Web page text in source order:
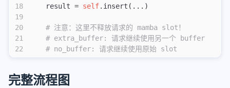
18
19
20
21
22
    result =
self.insert(...)
    # 注意：这里不释放请求的 mamba slot！
    # extra_buffer: 请求继续使用另一个 buffer
    # no_buffer: 请求继续使用原始 slot
完整流程图